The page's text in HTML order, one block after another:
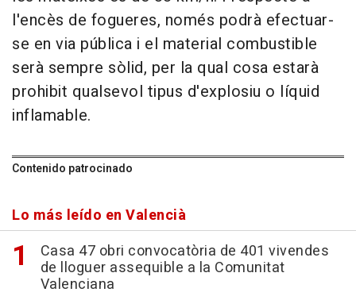
l'encès de fogueres, només podrà efectuar-
se en via pública i el material combustible
serà sempre sòlid, per la qual cosa estarà
prohibit qualsevol tipus d'explosiu o líquid
inflamable.
Contenido patrocinado
Lo más leído en Valencià
Casa 47 obri convocatòria de 401 vivendes
de lloguer assequible a la Comunitat
Valenciana